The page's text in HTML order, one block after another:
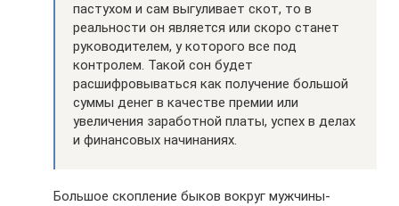
пастухом и сам выгуливает скот, то в
реальности он является или скоро станет
руководителем, у которого все под
контролем. Такой сон будет
расшифровываться как получение большой
суммы денег в качестве премии или
увеличения заработной платы, успех в делах
и финансовых начинаниях.
Большое скопление быков вокруг мужчины-